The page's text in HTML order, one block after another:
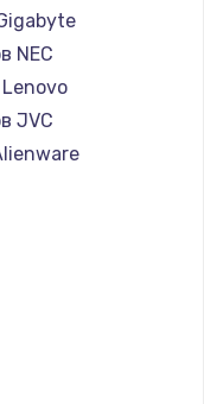
NEC
JVC
АОС
iru